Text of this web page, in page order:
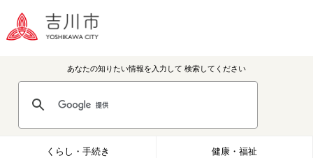
あなたの知りたい情報を入力して 検索してください
くらし・手続き 健康・福祉